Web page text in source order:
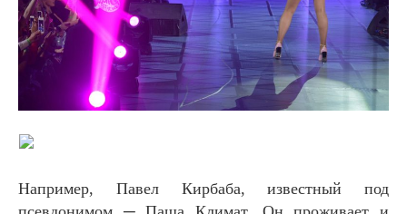
Например, Павел Кирбаба, известный под